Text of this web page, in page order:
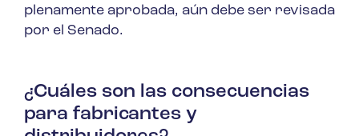
plenamente aprobada, aún debe ser revisada
por el Senado.
¿Cuáles son las consecuencias
para fabricantes y